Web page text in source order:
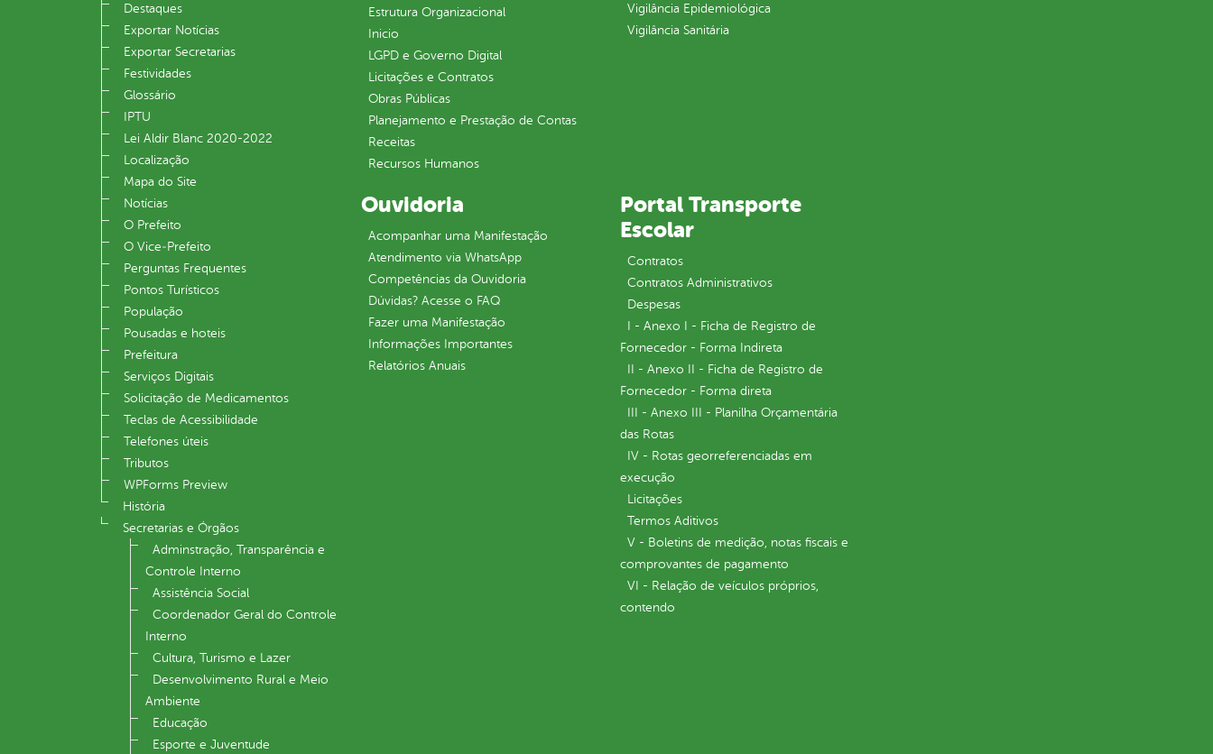
Destaques
Exportar Notícias
Exportar Secretarias
Festividades
Glossário
IPTU
Lei Aldir Blanc 2020-2022
Localização
Mapa do Site
Notícias
O Prefeito
O Vice‐Prefeito
Perguntas Frequentes
Pontos Turísticos
População
Pousadas e hoteis
Prefeitura
Serviços Digitais
Solicitação de Medicamentos
Teclas de Acessibilidade
Telefones úteis
Tributos
WPForms Preview
História
Secretarias e Órgãos
Adminstração, Transparência e
Controle Interno
Assistência Social
Coordenador Geral do Controle
Interno
Cultura, Turismo e Lazer
Desenvolvimento Rural e Meio
Ambiente
Educação
Esporte e Juventude
Estrutura Organizacional
Inicio
LGPD e Governo Digital
Licitações e Contratos
Obras Públicas
Planejamento e Prestação de Contas
Receitas
Recursos Humanos
Vigilância Epidemiológica
Vigilância Sanitária
Ouvidoria
Acompanhar uma Manifestação
Atendimento via WhatsApp
Competências da Ouvidoria
Dúvidas? Acesse o FAQ
Fazer uma Manifestação
Informações Importantes
Relatórios Anuais
Portal Transporte
Escolar
Contratos
Contratos Administrativos
Despesas
I - Anexo I - Ficha de Registro de
Fornecedor - Forma Indireta
II - Anexo II - Ficha de Registro de
Fornecedor - Forma direta
III - Anexo III - Planilha Orçamentária
das Rotas
IV - Rotas georreferenciadas em
execução
Licitações
Termos Aditivos
V - Boletins de medição, notas fiscais e
comprovantes de pagamento
VI - Relação de veículos próprios,
contendo